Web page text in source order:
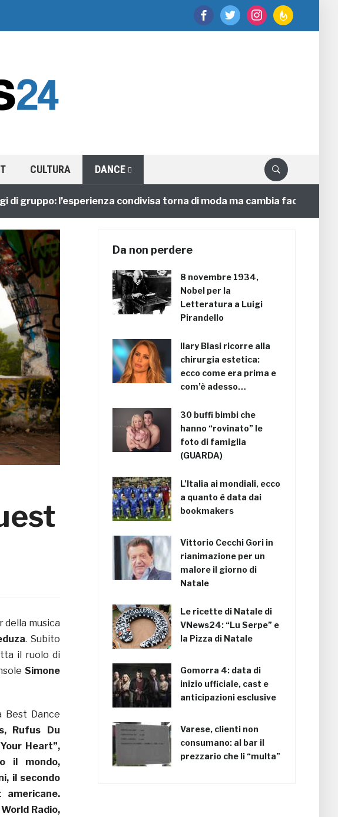
facebooktwitter instagramfeedburner
CULTURA DANCE
l’esperienza condivisa torna di moda ma cambia faccia
della musica
. Subito
il ruolo di
Simone
Best Dance
, Rufus Du
Heart”,
il mondo,
il secondo
Radio,
Da non perdere
8 novembre 1934,
Nobel per la
Letteratura a Luigi
Pirandello
Ilary Blasi ricorre alla
chirurgia estetica:
ecco come era prima e
com’è adesso…
30 buffi bimbi che
hanno “rovinato” le
foto di famiglia
(GUARDA)
L’Italia ai mondiali, ecco
a quanto è data dai
bookmakers
Vittorio Cecchi Gori in
rianimazione per un
malore il giorno di
Natale
Le ricette di Natale di
VNews24: “Lu Serpe” e
la Pizza di Natale
Gomorra 4: data di
inizio ufficiale, cast e
anticipazioni esclusive
Varese, clienti non
consumano: al bar il
prezzario che li “multa”